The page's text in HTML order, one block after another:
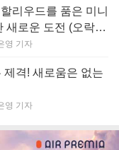
리우드를 품은 미니
도전 (오락성
영 기자
제격! 새로움은 없는
영 기자